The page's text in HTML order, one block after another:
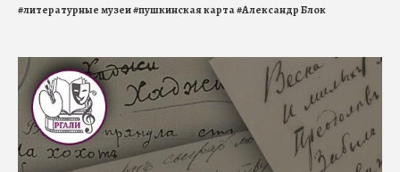
#литературные музеи#пушкинская карта#Александр Блок